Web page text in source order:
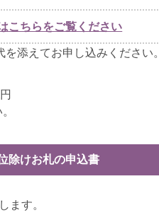
こちらをご覧ください
添えてお申し込みください。
除けお札の申込書
ます。